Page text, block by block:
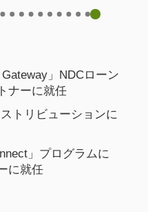
」NDCローン
ナーに就任
トリビューションに
」プログラムに
に就任